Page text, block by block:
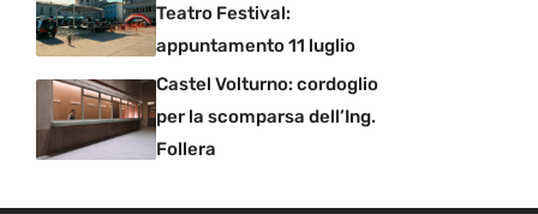
Teatro Festival:
appuntamento 11 luglio
Castel Volturno: cordoglio
per la scomparsa dell’Ing.
Follera